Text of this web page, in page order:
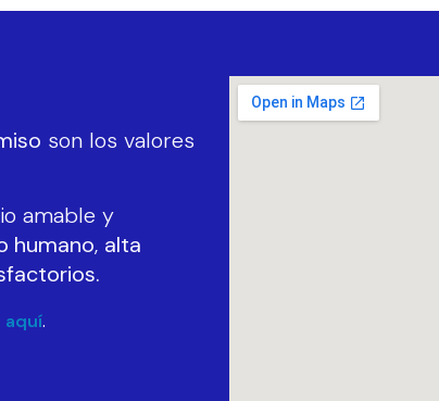
son los valores
amable y
humano, alta
aquí.